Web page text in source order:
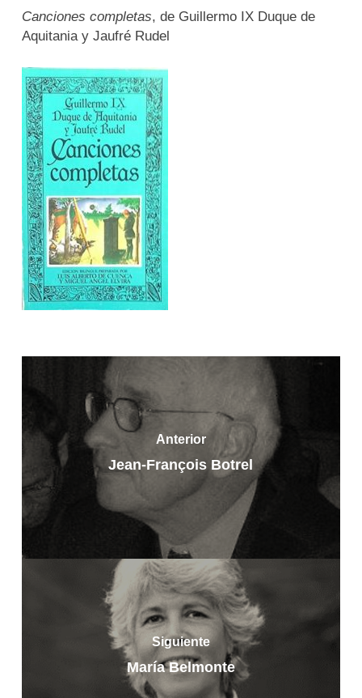
Canciones completas, de Guillermo IX Duque de
Aquitania y Jaufré Rudel
Anterior
Jean-François Botrel
Siguiente
María Belmonte